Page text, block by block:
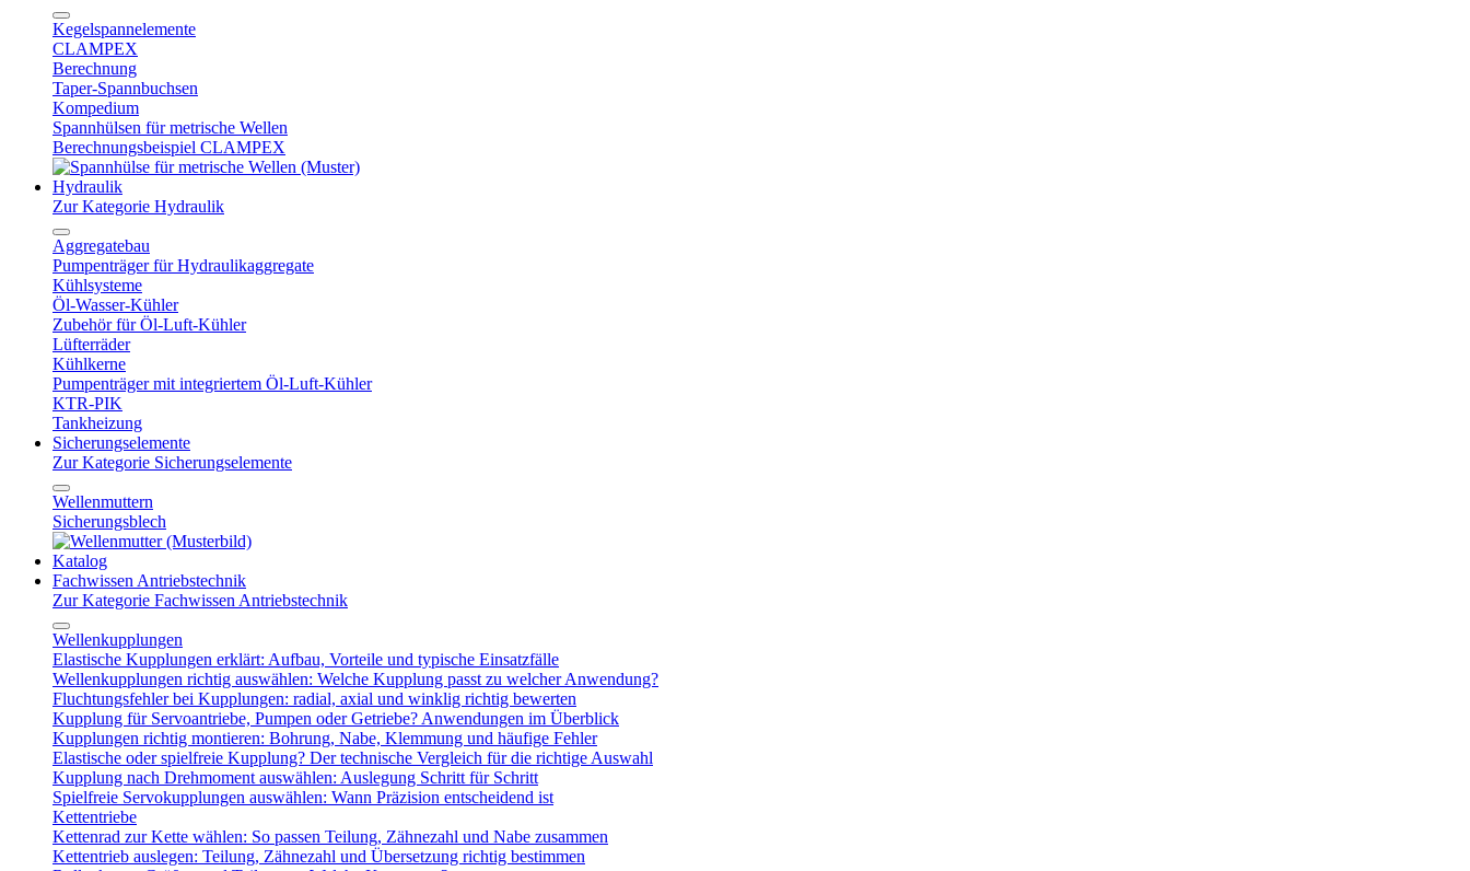
Kegelspannelemente
CLAMPEX
Berechnung
Taper-Spannbuchsen
Kompedium
Spannhülsen für metrische Wellen
Berechnungsbeispiel CLAMPEX
Hydraulik
Zur Kategorie Hydraulik
Aggregatebau
Pumpenträger für Hydraulikaggregate
Kühlsysteme
Öl-Wasser-Kühler
Zubehör für Öl-Luft-Kühler
Lüfterräder
Kühlkerne
Pumpenträger mit integriertem Öl-Luft-Kühler
KTR-PIK
Tankheizung
Sicherungselemente
Zur Kategorie Sicherungselemente
Wellenmuttern
Sicherungsblech
Katalog
Fachwissen Antriebstechnik
Zur Kategorie Fachwissen Antriebstechnik
Wellenkupplungen
Elastische Kupplungen erklärt: Aufbau, Vorteile und typische Einsatzfälle
Wellenkupplungen richtig auswählen: Welche Kupplung passt zu welcher Anwendung?
Fluchtungsfehler bei Kupplungen: radial, axial und winklig richtig bewerten
Kupplung für Servoantriebe, Pumpen oder Getriebe? Anwendungen im Überblick
Kupplungen richtig montieren: Bohrung, Nabe, Klemmung und häufige Fehler
Elastische oder spielfreie Kupplung? Der technische Vergleich für die richtige Auswahl
Kupplung nach Drehmoment auswählen: Auslegung Schritt für Schritt
Spielfreie Servokupplungen auswählen: Wann Präzision entscheidend ist
Kettentriebe
Kettenrad zur Kette wählen: So passen Teilung, Zähnezahl und Nabe zusammen
Kettentrieb auslegen: Teilung, Zähnezahl und Übersetzung richtig bestimmen